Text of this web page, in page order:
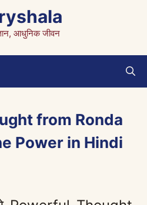
आधुनिक जीवन
from Ronda
Power in Hindi